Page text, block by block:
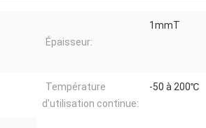
Épaisseur:
1mmT
Température
d'utilisation continue:
-50 à 200℃